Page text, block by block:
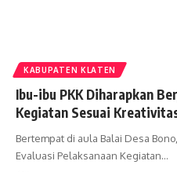
KABUPATEN KLATEN
Ibu-ibu PKK Diharapkan
Kegiatan Sesuai
Bertempat di aula Balai Desa
Evaluasi Pelaksanaan Kegiatan…